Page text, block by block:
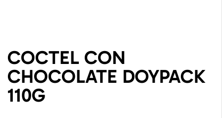
COCTEL CON
CHOCOLATE DOYPACK
110G